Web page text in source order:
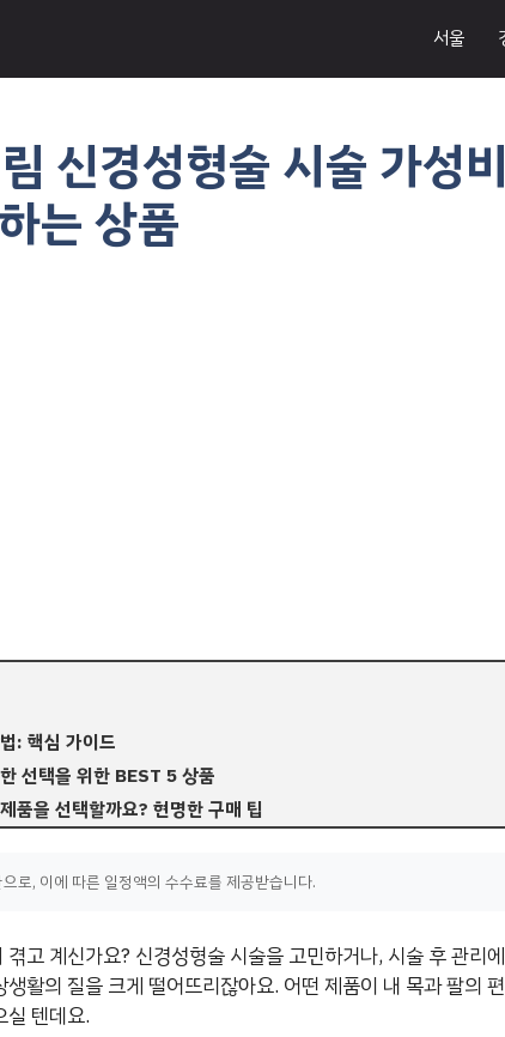
서울
신경성형술 시술 가성
는 상품
: 핵심 가이드
선택을 위한 BEST 5 상품
품을 선택할까요? 현명한 구매 팁
로, 이에 따른 일정액의 수수료를 제공받습니다.
고 계신가요? 신경성형술 시술을 고민하거나, 시술 후 관리
활의 질을 크게 떨어뜨리잖아요. 어떤 제품이 내 목과 팔의
실 텐데요.